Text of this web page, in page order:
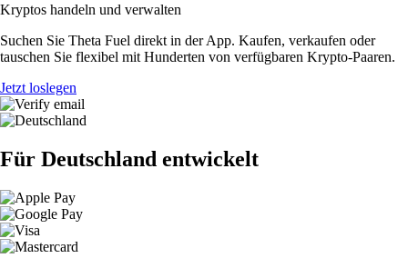
Kryptos handeln und verwalten
Suchen Sie Theta Fuel direkt in der App. Kaufen, verkaufen oder
tauschen Sie flexibel mit Hunderten von verfügbaren Krypto-Paaren.
Jetzt loslegen
Für Deutschland entwickelt